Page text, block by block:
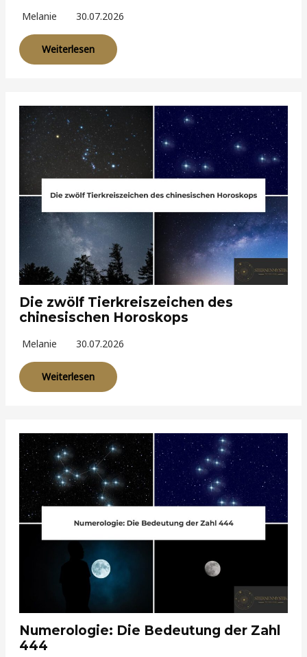
Melanie 30.07.2026
Weiterlesen
Die zwölf Tierkreiszeichen des
chinesischen Horoskops
Melanie 30.07.2026
Weiterlesen
Numerologie: Die Bedeutung der Zahl
444